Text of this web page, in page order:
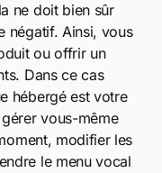
ne doit bien sûr
négatif. Ainsi, vous
ou offrir un
Dans ce cas
hébergé est votre
vous-même
modifier les
le menu vocal